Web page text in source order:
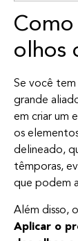
Como
olhos
Se você tem
grande
em criar um
os
delineado,
têmporas,
que podem
Além disso,
Aplicar o